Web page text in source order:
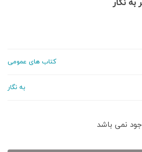
نگار
کتاب های عمومی
به نگار
نمی باشد